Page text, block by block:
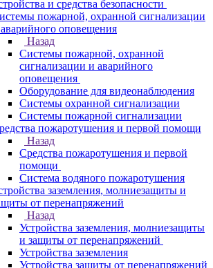
и средства безопасности
пожарной, охранной сигнализации
оповещения
Назад
Системы пожарной, охранной
сигнализации и аварийного
оповещения
Оборудование для видеонаблюдения
Системы охранной сигнализации
Системы пожарной сигнализации
пожаротушения и первой помощи
Назад
Средства пожаротушения и первой
помощи
Система водяного пожаротушения
заземления, молниезащиты и
от перенапряжений
Назад
Устройства заземления, молниезащиты
и защиты от перенапряжений
Устройства заземления
Устройства защиты от перенапряжений